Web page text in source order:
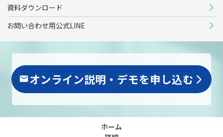
資料ダウンロード
お問い合わせ用公式LINE
オンライン説明・デモを申し込む arrow_forward_ios
ホーム